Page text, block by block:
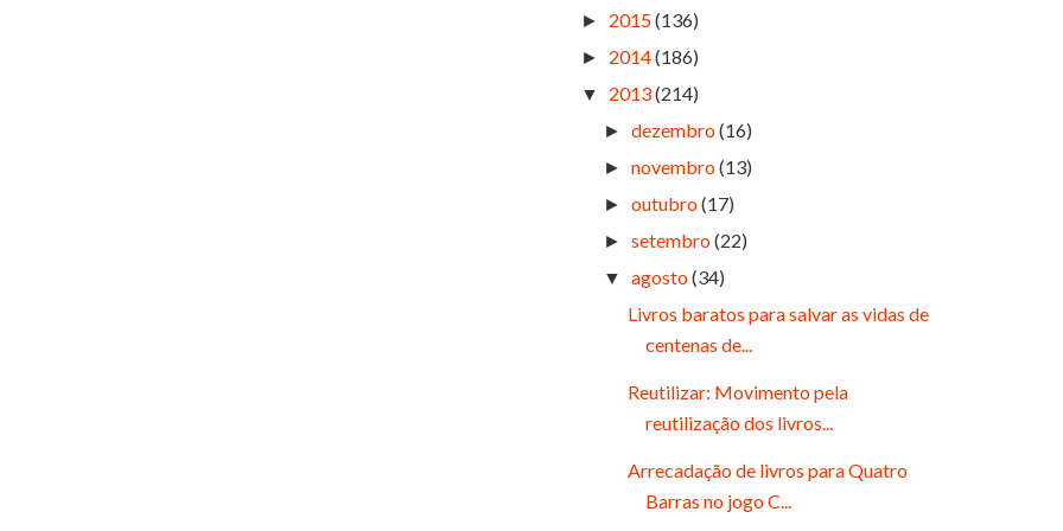
► 2015(136)
► 2014(186)
▼ 2013(214)
►dezembro(16)
►novembro(13)
►outubro(17)
►setembro(22)
▼ agosto(34)
Livros baratos para salvar as vidas de
centenas de...
Reutilizar: Movimento pela
reutilização dos livros...
Arrecadação de livros para Quatro
Barras no jogo C...